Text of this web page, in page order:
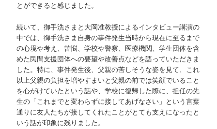
とができると感じました。
続いて、御手洗さまと大岡准教授によるインタビュー講演の
中では、御手洗さま自身の事件発生当時から現在に至るまで
の心境や考え、苦悩、学校や警察、医療機関、学生団体を含
めた民間支援団体への要望や改善点などを語っていただきま
した。特に、事件発生後、父親の苦しそうな姿を見て、これ
以上父親の負担を増やすまいと父親の前では笑顔でいること
を心がけていたという話や、学校に復帰した際に、担任の先
生の「これまでと変わらずに接してあげなさい」という言葉
通りに友人たちが接してくれたことがとても支えになったと
いう話が印象に残りました。